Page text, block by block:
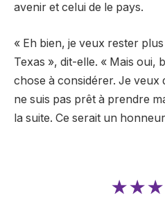
avenir et celui de le pays.
« Eh bien, je veux rester
Texas », dit-elle. « Mais oui,
chose à considérer. Je veux
ne suis pas prêt à prendre
la suite. Ce serait un